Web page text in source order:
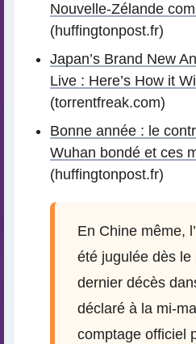
Nouvelle-Zélande
(huffingtonpost.fr)
Japan’s Brand New
Live : Here’s How it
(torrentfreak.com)
Bonne année : le
Wuhan bondé et ces
(huffingtonpost.fr)
En Chine même,
été jugulée dès
dernier décès
déclaré à la mi-
comptage officiel